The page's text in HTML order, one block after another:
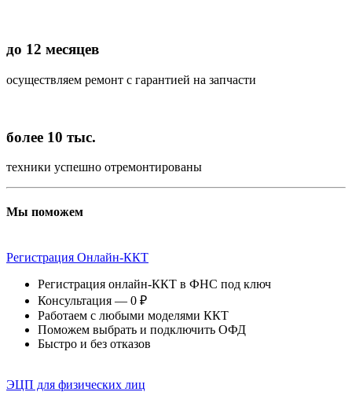
до 12 месяцев
осуществляем ремонт с гарантией на запчасти
более 10 тыс.
техники успешно отремонтированы
Мы поможем
Регистрация Онлайн-ККТ
Регистрация онлайн-ККТ в ФНС под ключ
Консультация — 0 ₽
Работаем с любыми моделями ККТ
Поможем выбрать и подключить ОФД
Быстро и без отказов
ЭЦП для физических лиц